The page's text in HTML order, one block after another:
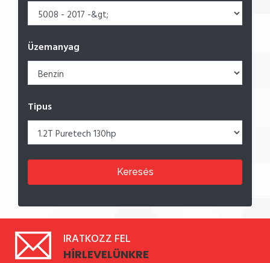
Üzemanyag
Tipus
Keresés
IRATKOZZ FEL
HÍRLEVELÜNKRE